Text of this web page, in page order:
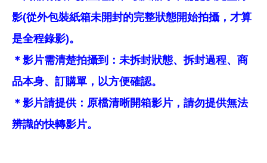
影(從外包裝紙箱未開封的完整狀態開始拍攝，才算
是全程錄影)。
＊影片需清楚拍攝到：未拆封狀態、拆封過程、商
品本身、訂購單，以方便確認。
＊影片請提供：原檔清晰開箱影片，請勿提供無法
辨識的快轉影片。